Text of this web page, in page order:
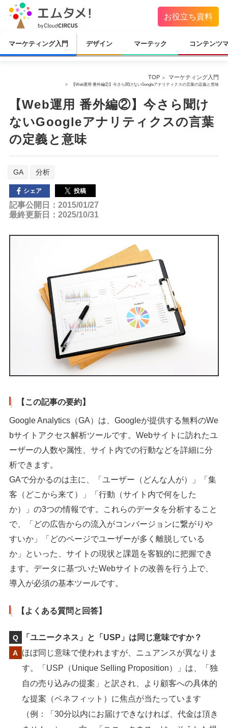
お役立ち資料
マーケティング入門 デザイン マーテック コンテンツ
TOP マーケティング入門
【Web運用 番外編②】今さら聞けないGoogleアナリティクスの言葉の定義と意味
【Web運用 番外編②】今さら聞け
ないGoogleアナリティクスの言葉
の定義と意味
GA 分析
シェア 投稿
記事公開日：2015/01/27
最終更新日：2025/10/31
【この記事の要約】
Google Analytics（GA）は、Googleが提供する無料のWe
bサイトアクセス解析ツールです。Webサイトに訪れたユ
ーザーの人数や属性、サイト内での行動などを詳細に分
析できます。
GAで分かるのは主に、「ユーザー（どんな人が）」「集
客（どこから来て）」「行動（サイト内で何をした
か）」の3つの情報です。これらのデータを分析すること
で、「どの広告からの流入がコンバージョンに繋がりや
すいか」「どのページでユーザーが多く離脱している
か」といった、サイトの現状と課題を客観的に把握でき
ます。データに基づいたWebサイトの改善を行う上で、
導入が必須の基本ツールです。
【よくある質問と回答】
「ユニークネス」と「USP」は同じ意味ですか？
ほぼ同じ意味で使われますが、ニュアンスが異なりま
す。「USP（Unique Selling Proposition）」は、「独
自の売り込みの提案」と訳され、より顧客への具体的
な提案（ベネフィット）に焦点が当たっています
（例：「30分以内にお届けできなければ、代金は頂き